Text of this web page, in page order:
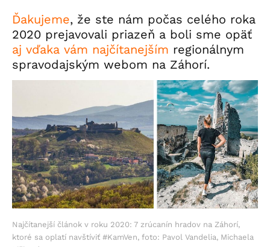
Ďakujeme, že ste nám počas celého roka
2020 prejavovali priazeň a boli sme opäť
aj vďaka vám najčítanejším regionálnym
spravodajským webom na Záhorí.
Najčítanejší článok v roku 2020: 7 zrúcanín hradov na Záhorí,
ktoré sa oplatí navštíviť #KamVen, foto: Pavol Vandelia, Michaela